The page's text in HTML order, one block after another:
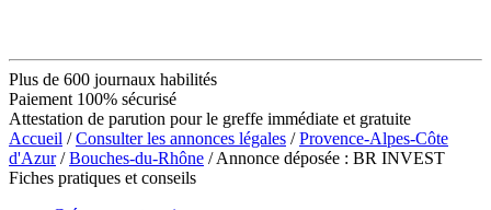
Plus de 600 journaux habilités
Paiement 100% sécurisé
Attestation de parution pour le greffe immédiate et gratuite
Accueil /Consulter les annonces légales /Provence-Alpes-Côte
d'Azur/Bouches-du-Rhône / Annonce déposée : BR INVEST
Fiches pratiques et conseils